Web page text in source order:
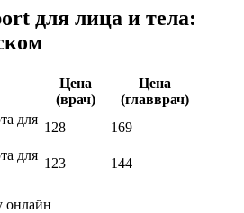
для лица и тела:
Цена
(врач)
Цена
(главврач)
для
128
169
для
123 144
онлайн